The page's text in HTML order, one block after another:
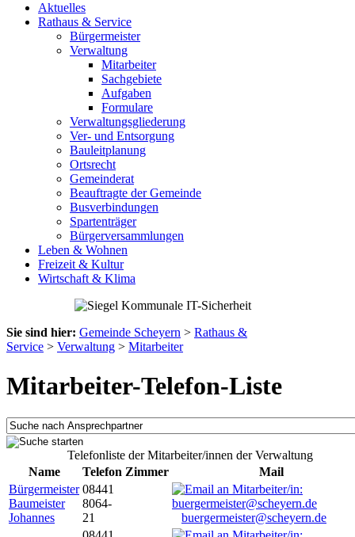
Aktuelles
Rathaus & Service
Bürgermeister
Verwaltung
Mitarbeiter
Sachgebiete
Aufgaben
Formulare
Verwaltungsgliederung
Ver- und Entsorgung
Bauleitplanung
Ortsrecht
Gemeinderat
Beauftragte der Gemeinde
Busverbindungen
Spartenträger
Bürgerversammlungen
Leben & Wohnen
Freizeit & Kultur
Wirtschaft & Klima
Sie sind hier: Gemeinde Scheyern > Rathaus &
Service > Verwaltung > Mitarbeiter
Mitarbeiter-Telefon-Liste
Telefonliste der Mitarbeiter/innen der Verwaltung
Name
Telefon Zimmer
Mail
Bürgermeister
Baumeister
Johannes
08441
8064-
21
buergermeister@scheyern.de